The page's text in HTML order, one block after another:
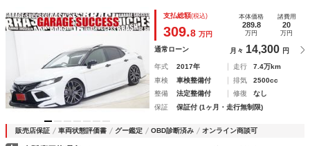
ースポイラー・エキゾーストカッター／モデリスタエアロ（Ｆ
／Ｓ）／ＷＳ仕様フロントロアグリル／
支払総額(税込)
309.8 万円
本体価格
289.8
万円
諸費用
20
万円
通常ローン 月々 14,300 円
年式 2017年 走行
7.4万km
車検
車検整備付 排気
2500cc
整備
法定整備付 修復
なし
保証
保証付 (1ヶ月・走行無制限)
販売店保証 車両状態評価書 グー鑑定 OBD診断済み オンライン商談可